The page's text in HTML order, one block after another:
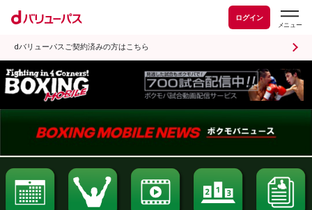
ログイン
dバリューパスご契約済みの方はこちら